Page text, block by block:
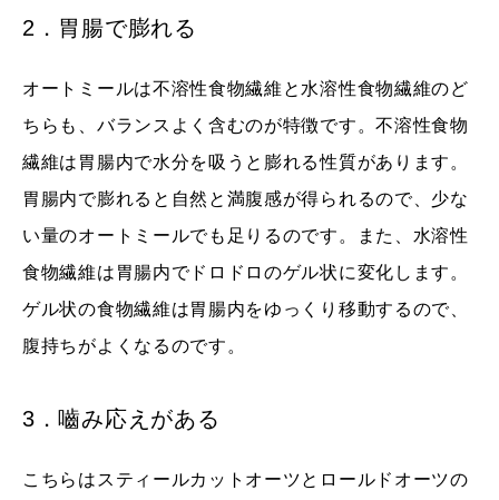
2．胃腸で膨れる
オートミールは不溶性食物繊維と水溶性食物繊維のど
ちらも、バランスよく含むのが特徴です。不溶性食物
繊維は胃腸内で水分を吸うと膨れる性質があります。
胃腸内で膨れると自然と満腹感が得られるので、少な
い量のオートミールでも足りるのです。また、水溶性
食物繊維は胃腸内でドロドロのゲル状に変化します。
ゲル状の食物繊維は胃腸内をゆっくり移動するので、
腹持ちがよくなるのです。
3．嚙み応えがある
こちらはスティールカットオーツとロールドオーツの